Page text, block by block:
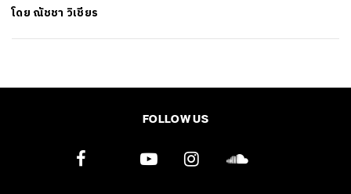
โดย ณัชชา วิเชียร
FOLLOW US